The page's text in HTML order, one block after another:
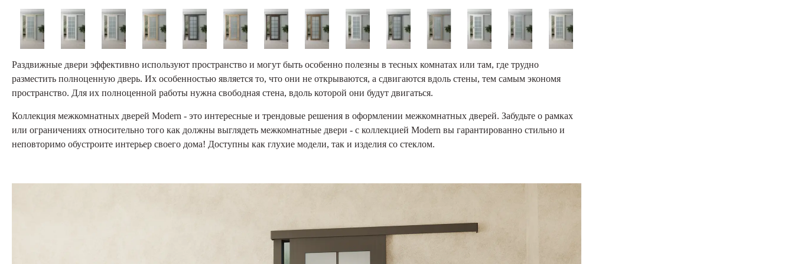
Раздвижные двери эффективно используют пространство и могут быть особенно полезны в тесных комнатах или там, где трудно
разместить полноценную дверь. Их особенностью является то, что они не открываются, а сдвигаются вдоль стены, тем самым экономя
пространство. Для их полноценной работы нужна свободная стена, вдоль которой они будут двигаться.
Коллекция межкомнатных дверей Modern - это интересные и трендовые решения в оформлении межкомнатных дверей. Забудьте о рамках
или ограничениях относительно того как должны выглядеть межкомнатные двери - с коллекцией Modern вы гарантированно стильно и
неповторимо обустроите интерьер своего дома! Доступны как глухие модели, так и изделия со стеклом.